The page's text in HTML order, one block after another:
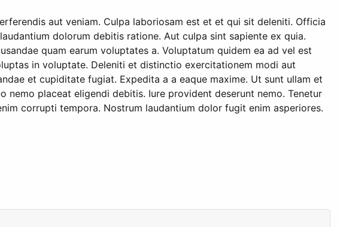
aut veniam. Culpa laboriosam est et et qui sit deleniti. Officia
dolorum debitis ratione. Aut culpa sint sapiente ex quia.
quam earum voluptates a. Voluptatum quidem ea ad vel est
in voluptate. Deleniti et distinctio exercitationem modi aut
et cupiditate fugiat. Expedita a a eaque maxime. Ut sunt ullam et
placeat eligendi debitis. Iure provident deserunt nemo. Tenetur
corrupti tempora. Nostrum laudantium dolor fugit enim asperiores.